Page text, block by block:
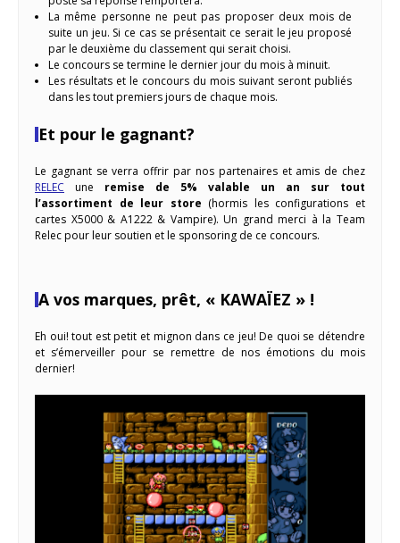
La même personne ne peut pas proposer deux mois de
suite un jeu. Si ce cas se présentait ce serait le jeu proposé
par le deuxième du classement qui serait choisi.
Le concours se termine le dernier jour du mois à minuit.
Les résultats et le concours du mois suivant seront publiés
dans les tout premiers jours de chaque mois.
Et pour le gagnant?
Le gagnant se verra offrir par nos partenaires et amis de chez
RELEC une remise de 5% valable un an sur tout
l’assortiment de leur store (hormis les configurations et
cartes X5000 & A1222 & Vampire). Un grand merci à la Team
Relec pour leur soutien et le sponsoring de ce concours.
A vos marques, prêt, « KAWAÏEZ » !
Eh oui! tout est petit et mignon dans ce jeu! De quoi se détendre
et s’émerveiller pour se remettre de nos émotions du mois
dernier!